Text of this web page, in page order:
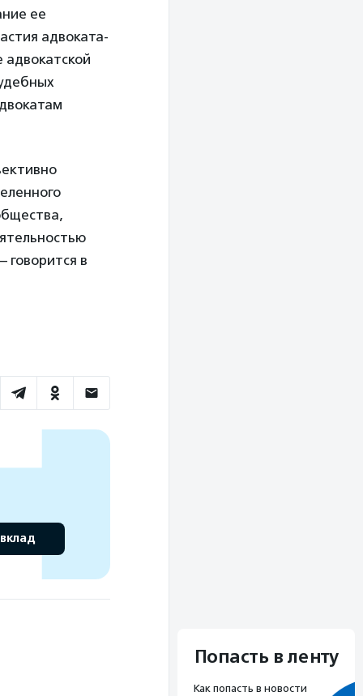
ее
адвоката-
говорится в
Попасть в ленту
Как попасть в новости